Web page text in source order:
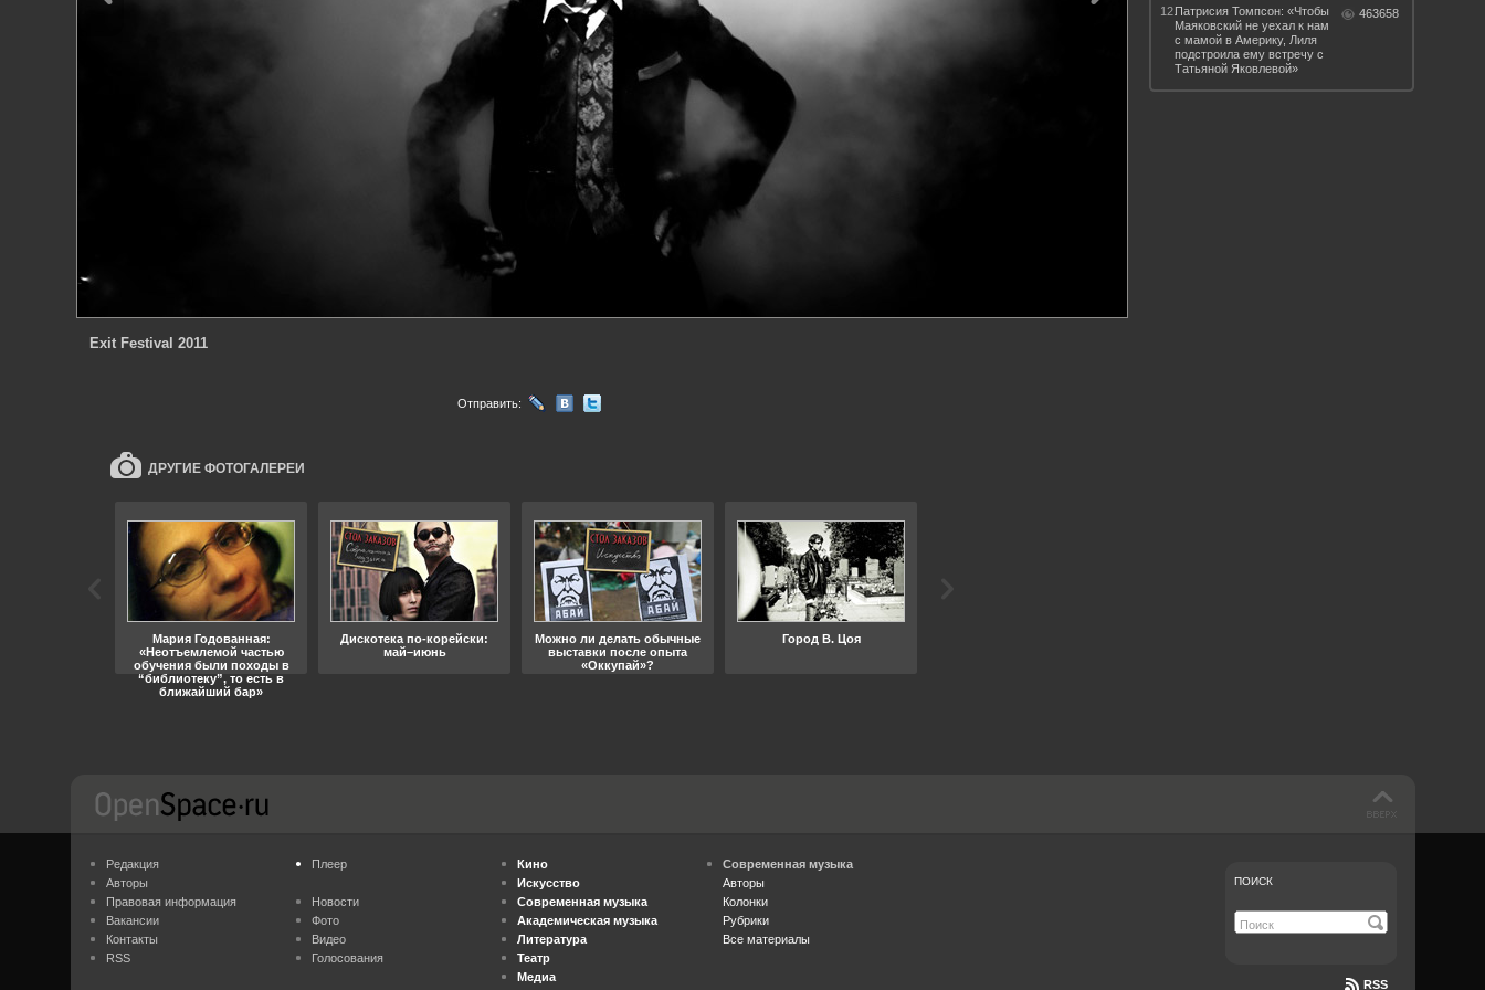
Exit Festival 2011
Отправить:
ДРУГИЕ ФОТОГАЛЕРЕИ
Мария Годованная:
«Неотъемлемой частью
обучения были походы в
“библиотеку”, то есть в
ближайший бар»
Дискотека по-корейски:
май–июнь
Можно ли делать обычные
выставки после опыта
«Оккупай»?
Город В. Цоя
12.Патрисия Томпсон: «Чтобы
Маяковский не уехал к нам
с мамой в Америку, Лиля
подстроила ему встречу с
Татьяной Яковлевой»
463658
Редакция
Авторы
Правовая информация
Вакансии
Контакты
RSS
Плеер
Новости
Фото
Видео
Голосования
Кино
Искусство
Современная музыка
Академическая музыка
Литература
Театр
Медиа
Современная музыка
Авторы
Колонки
Рубрики
Все материалы
ПОИСК
RSS